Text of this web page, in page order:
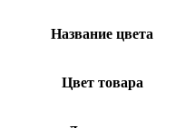
Название цвета
Цвет товара